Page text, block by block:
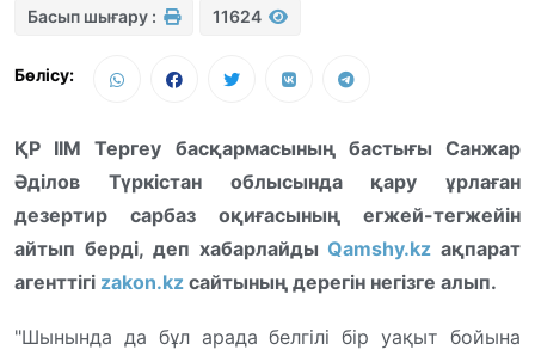
Басып шығару : 11624
Бөлісу:
ҚР ІІМ Тергеу басқармасының бастығы Санжар
Әділов Түркістан облысында қару ұрлаған
дезертир сарбаз оқиғасының егжей-тегжейін
айтып берді, деп хабарлайдыQamshy.kz ақпарат
агенттігі zakon.kz сайтының дерегін негізге алып.
"Шынында да бұл арада белгілі бір уақыт бойына